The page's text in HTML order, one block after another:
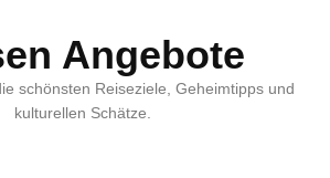
Angebote
schönsten Reiseziele, Geheimtipps und
kulturellen Schätze.